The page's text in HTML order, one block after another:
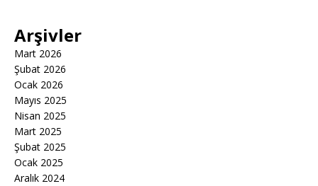
Arşivler
Mart 2026
Şubat 2026
Ocak 2026
Mayıs 2025
Nisan 2025
Mart 2025
Şubat 2025
Ocak 2025
Aralık 2024